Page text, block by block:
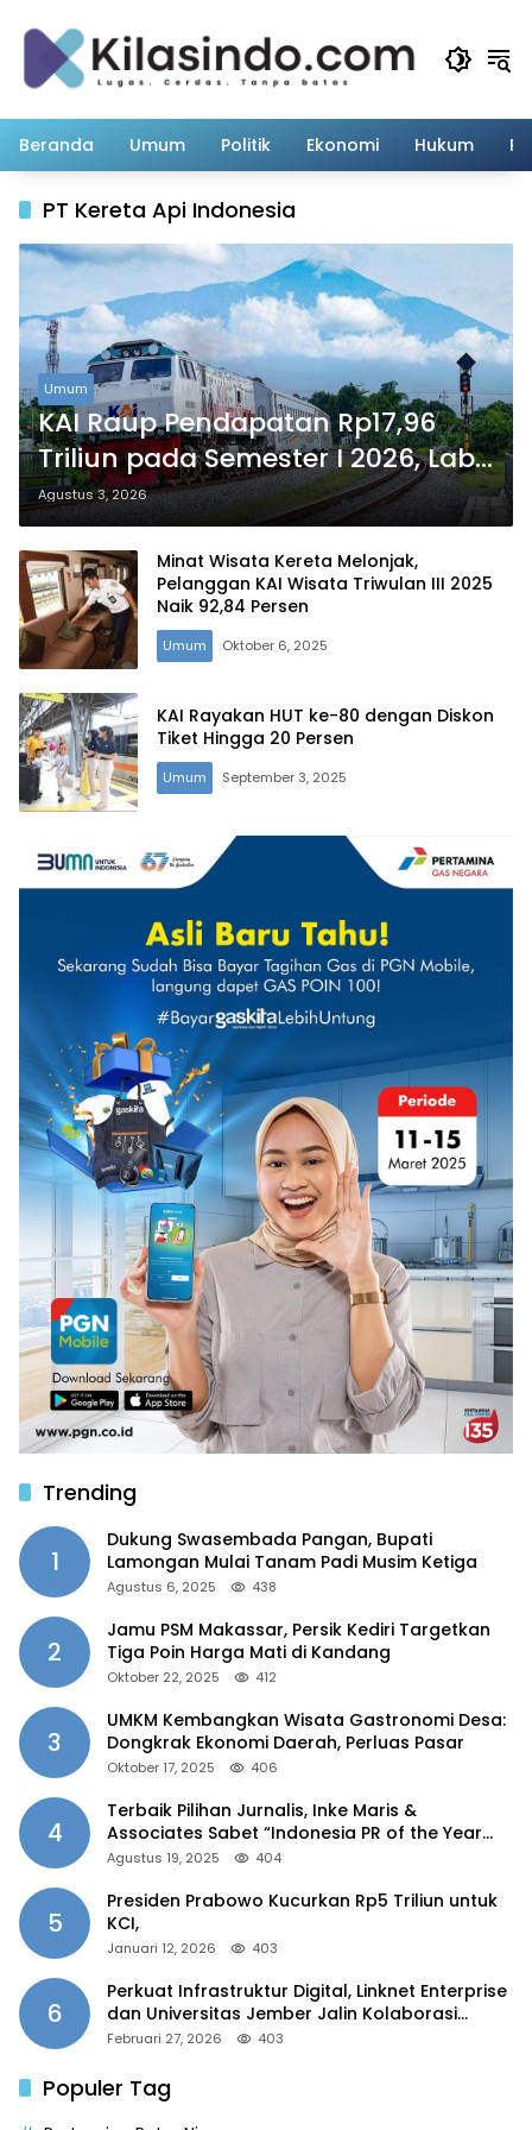
Beranda Umum Politik Ekonomi Hukum
PT Kereta Api Indonesia
Umum
KAI Raup Pendapatan Rp17,96
Triliun pada Semester I 2026, Laba
Usaha Melonjak 25,79 Persen
Agustus 3, 2026
Minat Wisata Kereta Melonjak,
Pelanggan KAI Wisata Triwulan III 2025
Naik 92,84 Persen
Umum Oktober 6, 2025
KAI Rayakan HUT ke-80 dengan Diskon
Tiket Hingga 20 Persen
Umum September 3, 2025
Trending
1
Dukung Swasembada Pangan, Bupati
Lamongan Mulai Tanam Padi Musim Ketiga
Agustus 6, 2025 438
2
Jamu PSM Makassar, Persik Kediri Targetkan
Tiga Poin Harga Mati di Kandang
Oktober 22, 2025 412
3
UMKM Kembangkan Wisata Gastronomi Desa:
Dongkrak Ekonomi Daerah, Perluas Pasar
Oktober 17, 2025 406
4
Terbaik Pilihan Jurnalis, Inke Maris &
Associates Sabet “Indonesia PR of the Year
2025”
Agustus 19, 2025 404
5
Presiden Prabowo Kucurkan Rp5 Triliun untuk
KCI,
Januari 12, 2026 403
6
Perkuat Infrastruktur Digital, Linknet Enterprise
dan Universitas Jember Jalin Kolaborasi
Smart Campus Berbasis AI
Februari 27, 2026 403
Populer Tag